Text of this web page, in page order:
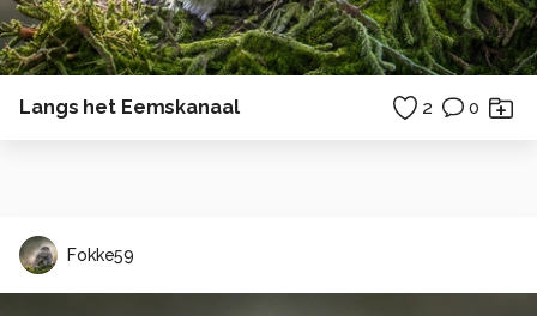
Langs het Eemskanaal 2 0
Fokke59